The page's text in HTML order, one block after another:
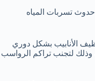
تسربات المياه
الأنابيب بشكل دوري
وذلك لتجنب تراكم الرواسب